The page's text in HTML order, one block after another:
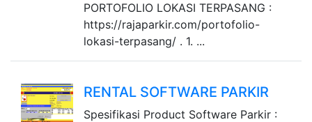
PORTOFOLIO LOKASI TERPASANG :
https://rajaparkir.com/portofolio-
lokasi-terpasang/ . 1. ...
RENTAL SOFTWARE PARKIR
Spesifikasi Product Software Parkir :